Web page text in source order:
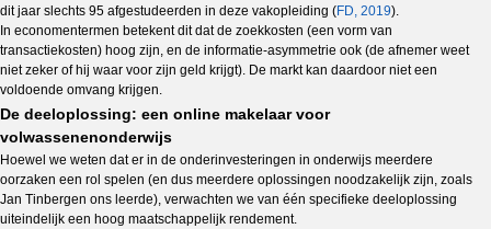
dit jaar slechts 95 afgestudeerden in deze vakopleiding (FD, 2019).
In economentermen betekent dit dat de zoekkosten (een vorm van
transactiekosten) hoog zijn, en de informatie-asymmetrie ook (de afnemer weet
niet zeker of hij waar voor zijn geld krijgt). De markt kan daardoor niet een
voldoende omvang krijgen.
De deeloplossing: een online makelaar voor
volwassenenonderwijs
Hoewel we weten dat er in de onderinvesteringen in onderwijs meerdere
oorzaken een rol spelen (en dus meerdere oplossingen noodzakelijk zijn, zoals
Jan Tinbergen ons leerde), verwachten we van één specifieke deeloplossing
uiteindelijk een hoog maatschappelijk rendement.